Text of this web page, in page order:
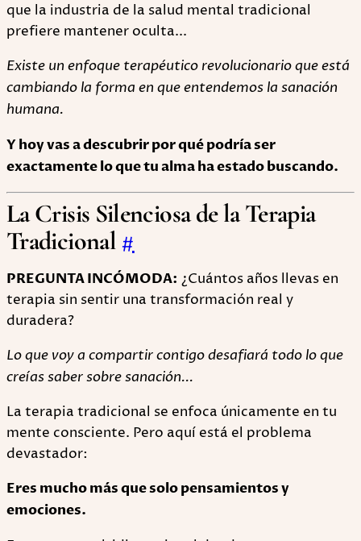
que la industria de la salud mental tradicional
prefiere mantener oculta...
Existe un enfoque terapéutico revolucionario que está
cambiando la forma en que entendemos la sanación
humana.
Y hoy vas a descubrir por qué podría ser
exactamente lo que tu alma ha estado buscando.
La Crisis Silenciosa de la Terapia
Tradicional#
PREGUNTA INCÓMODA: ¿Cuántos años llevas en
terapia sin sentir una transformación real y
duradera?
Lo que voy a compartir contigo desafiará todo lo que
creías saber sobre sanación...
La terapia tradicional se enfoca únicamente en tu
mente consciente. Pero aquí está el problema
devastador:
Eres mucho más que solo pensamientos y
emociones.